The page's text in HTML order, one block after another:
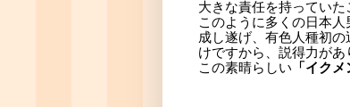
大きな責任を持っていた
このように多くの日本
成し遂げ、有色人種初
けですから、説得力があ
この素晴らしい 「イクメ